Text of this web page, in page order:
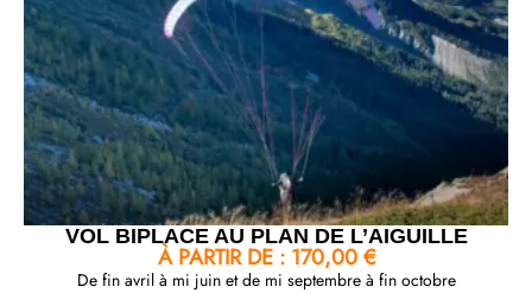
VOL BIPLACE AU PLAN DE L’AIGUILLE
À PARTIR DE : 170,00€
De fin avril à mi juin et de mi septembre à fin octobre